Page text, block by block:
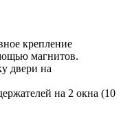
крепление
магнитов.
двери на
на 2 окна (10